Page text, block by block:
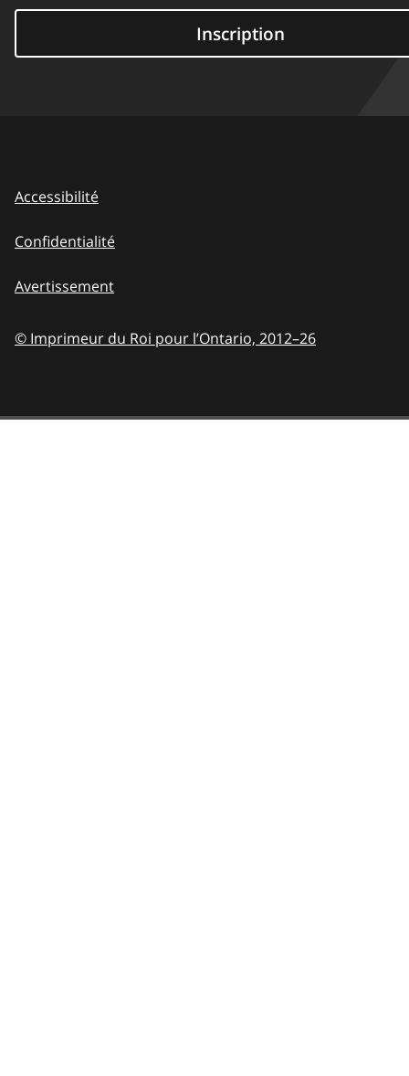
Inscription
Accessibilité
Confidentialité
Avertissement
© Imprimeur du Roi pour l’Ontario, 2012–26